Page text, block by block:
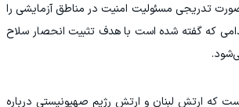
تدریجی مسئولیت امنیت در مناطق آزمایشی را
که گفته شده است با هدف تثبیت انحصار سلاح
که ارتش لبنان و ارتش رژیم صهیونیستی درباره